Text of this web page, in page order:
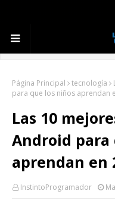
Página Principal tecnología
para que los niños aprendan
Las 10
Android para
aprendan en
InstintoProgramador